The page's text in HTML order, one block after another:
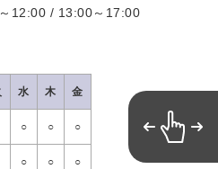
12:00 / 13:00～17:00
水 木 金
○ ○ ○
○ ○ ○